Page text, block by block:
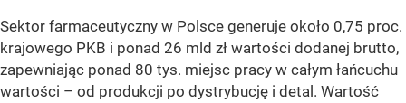
Sektor farmaceutyczny w Polsce generuje około 0,75 proc.
krajowego PKB i ponad 26 mld zł wartości dodanej brutto,
zapewniając ponad 80 tys. miejsc pracy w całym łańcuchu
wartości – od produkcji po dystrybucję i detal. Wartość